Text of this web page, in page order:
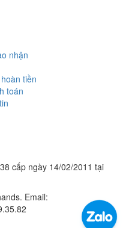
nhận
tiền
toán
cấp ngày 14/02/2011 tại
Email: